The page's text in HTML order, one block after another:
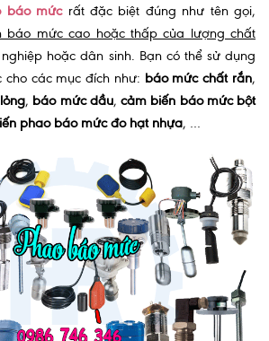
báo mứcrất đặc biệt đúng như tên gọi,
báo mức cao hoặc thấp của lượng chất
hoặc dân sinh. Bạn có thể sử dụng
các mục đích như: báo mức chất rắn,
, báo mức dầu, cảm biến báo mức bột
phao báo mức đo hạt nhựa, …